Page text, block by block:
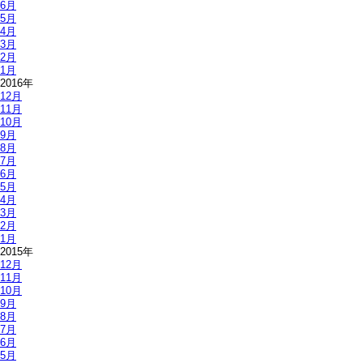
6月
5月
4月
3月
2月
1月
2016年
12月
11月
10月
9月
8月
7月
6月
5月
4月
3月
2月
1月
2015年
12月
11月
10月
9月
8月
7月
6月
5月